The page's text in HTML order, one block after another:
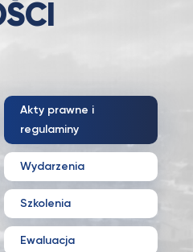
Akty prawne i
regulaminy
Wydarzenia
Szkolenia
Ewaluacja